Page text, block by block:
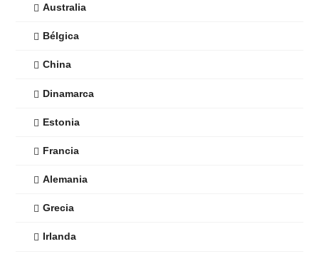
Australia
Bélgica
China
Dinamarca
Estonia
Francia
Alemania
Grecia
Irlanda